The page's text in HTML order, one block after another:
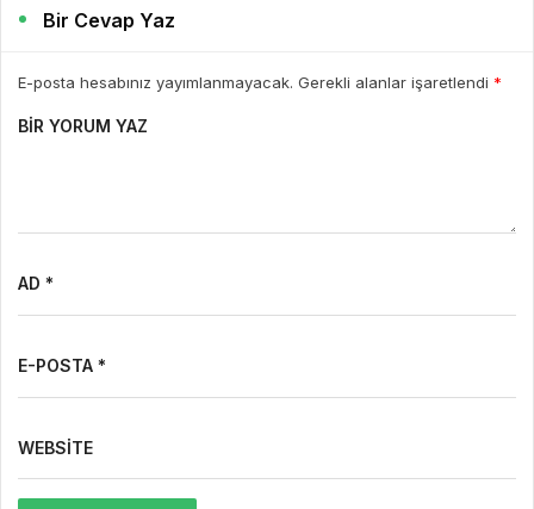
Bir Cevap Yaz
E-posta hesabınız yayımlanmayacak. Gerekli alanlar işaretlendi *
BIR YORUM YAZ
AD *
E-POSTA *
WEBSITE